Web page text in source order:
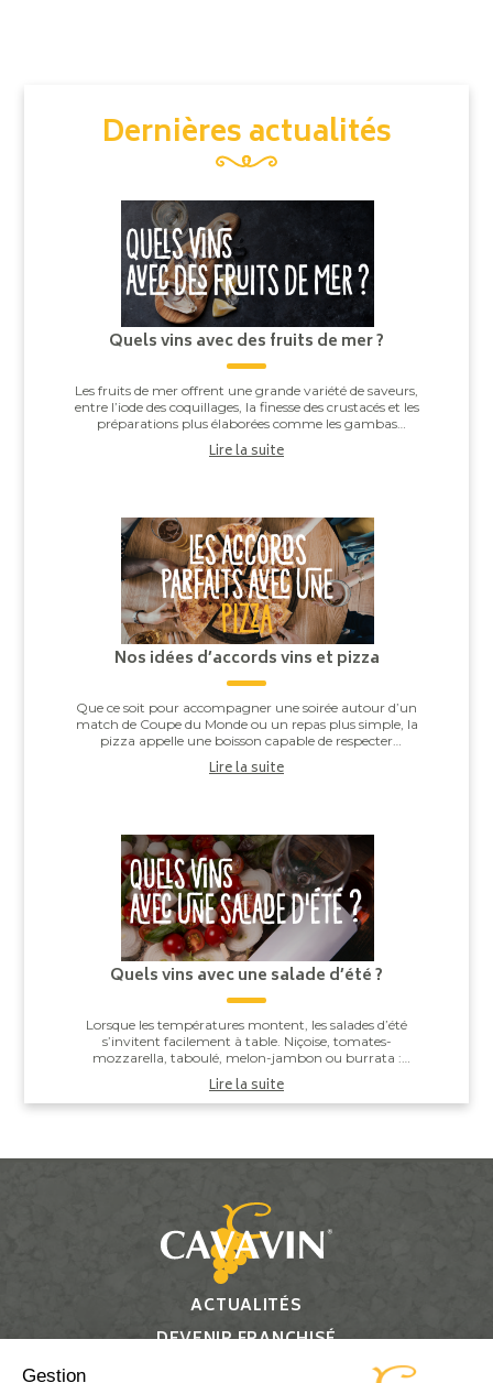
Dernières actualités
Quels vins avec des fruits de mer ?
Les fruits de mer offrent une grande variété de saveurs,
entre l’iode des coquillages, la finesse des crustacés et les
préparations plus élaborées comme les gambas
grillées ou les noix de Saint-J...
Lire la suite
Nos idées d’accords vins et pizza
Que ce soit pour accompagner une soirée autour d’un
match de Coupe du Monde ou un repas plus simple, la
pizza appelle une boisson capable de respecter
l’équilibre entre la pâte, la sauce tomate, ...
Lire la suite
Quels vins avec une salade d’été ?
Lorsque les températures montent, les salades d’été
s’invitent facilement à table. Niçoise, tomates-
mozzarella, taboulé, melon-jambon ou burrata :
derrière leur apparente simplicité, elles offren...
Lire la suite
ACTUALITÉS
DEVENIR FRANCHISÉ
Gestion